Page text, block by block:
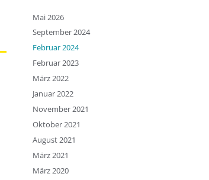
Mai 2026
September 2024
Februar 2024
Februar 2023
März 2022
Januar 2022
November 2021
Oktober 2021
August 2021
März 2021
März 2020